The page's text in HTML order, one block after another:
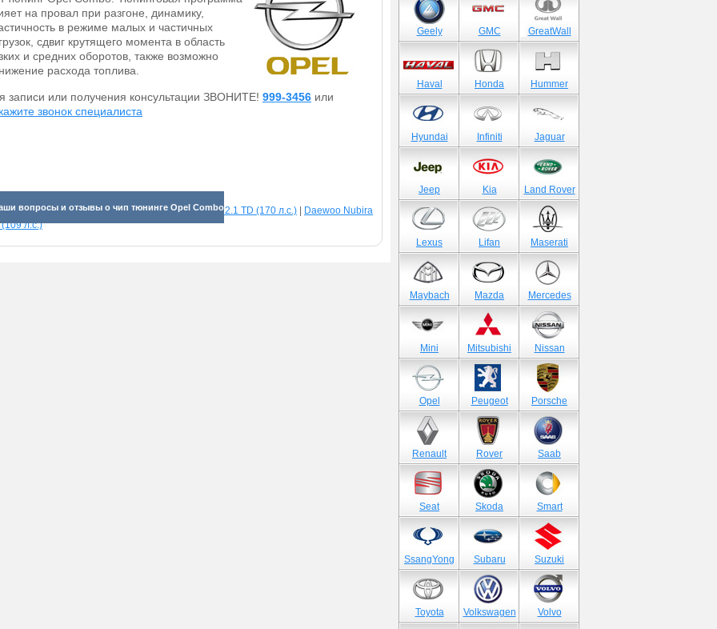
на провал при разгоне, динамику,
в режиме малых и частичных
сдвиг крутящего момента в область
и средних оборотов, также возможно
расхода топлива.
записи или получения консультации ЗВОНИТЕ! 999-3456 или
звонок специалиста
вопросы и отзывы о чип тюнинге Opel Combo
прибавки для разных машин: Infiniti QX30 2.1 TD (170 л.с.)
Daewoo Nubira
(109 л.с.)
Geely GMC GreatWall
Haval Honda Hummer
Hyundai Infiniti Jaguar
Jeep Kia Land Rover
Lexus Lifan Maserati
Maybach Mazda Mercedes
Mini Mitsubishi Nissan
Opel Peugeot Porsche
Renault Rover Saab
Seat Skoda Smart
SsangYong Subaru Suzuki
Toyota Volkswagen Volvo